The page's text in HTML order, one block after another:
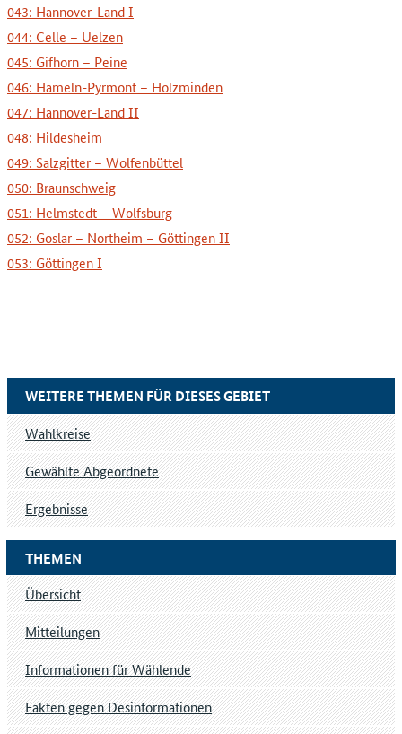
043: Hannover-Land I
044: Celle – Uelzen
045: Gifhorn – Peine
046: Hameln-Pyrmont – Holzminden
047: Hannover-Land II
048: Hildesheim
049: Salzgitter – Wolfenbüttel
050: Braunschweig
051: Helmstedt – Wolfsburg
052: Goslar – Northeim – Göttingen II
053: Göttingen I
THEMEN
Übersicht
Mitteilungen
Informationen für Wählende
Fakten gegen Desinformationen
WEITERE THEMEN FÜR DIESES GEBIET
Wahlkreise
Gewählte Abgeordnete
Ergebnisse